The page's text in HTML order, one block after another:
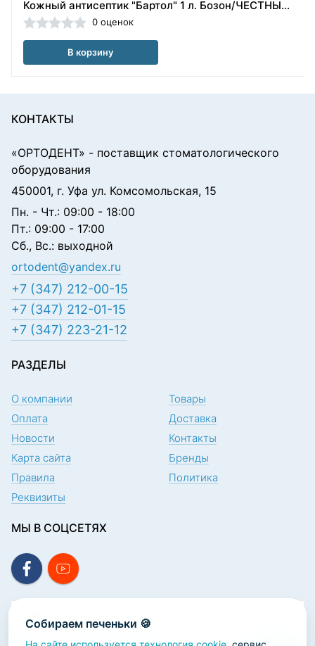
Кожный антисептик "Бартол" 1 л. Бозон/ЧЕСТНЫЙ ЗНАК
0 оценок
В корзину
Собираем печеньки 🍪
КОНТАКТЫ
«ОРТОДЕНТ» - поставщик стоматологического
оборудования
450001, г. Уфа ул. Комсомольская, 15
Пн. - Чт.: 09:00 - 18:00
Пт.: 09:00 - 17:00
Сб., Вс.: выходной
ortodent@yandex.ru
+7 (347) 212-00-15
+7 (347) 212-01-15
+7 (347) 223-21-12
РАЗДЕЛЫ
О компании
Товары
Оплата
Доставка
Новости
Контакты
Карта сайта
Бренды
Правила
Политика
Реквизиты
МЫ В СОЦСЕТЯХ
ПОДПИСКА НА НОВОСТИ